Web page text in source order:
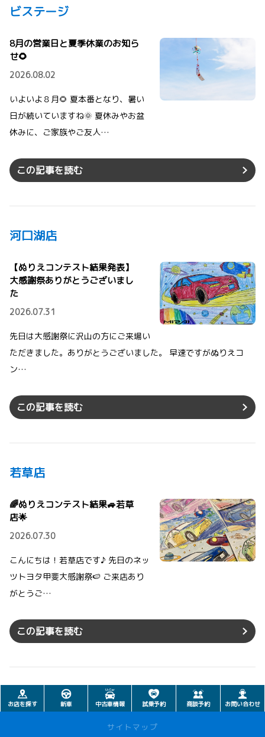
ビステージ
8月の営業日と夏季休業のお知ら
せ🌻
2026.08.02
いよいよ８月🌻 夏本番となり、暑い
日が続いていますね🌞 夏休みやお盆
休みに、ご家族やご友人…
この記事を読む
河口湖店
【ぬりえコンテスト結果発表】
大感謝祭ありがとうございまし
た
2026.07.31
先日は大感謝祭に沢山の方にご来場い
ただきました。ありがとうございました。 早速ですがぬりえコ
ン…
この記事を読む
若草店
🌈ぬりえコンテスト結果🚙若草
店🌟
2026.07.30
こんにちは！若草店です♪ 先日のネッ
ツトヨタ甲斐大感謝祭🍉 ご来店あり
がとうご…
この記事を読む
お店を探す 新車 中古車情報 試乗予約 商談予約 お問い合わせ
サイトマップ